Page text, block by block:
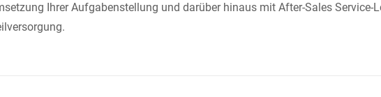
Ihrer Aufgabenstellung und darüber hinaus mit After-Sales Service-